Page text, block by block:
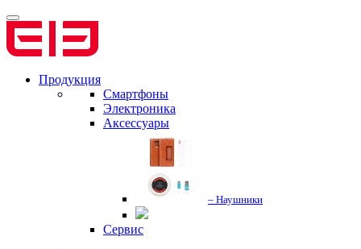
Продукция
Смартфоны
Электроника
Аксессуары
– Наушники
Сервис